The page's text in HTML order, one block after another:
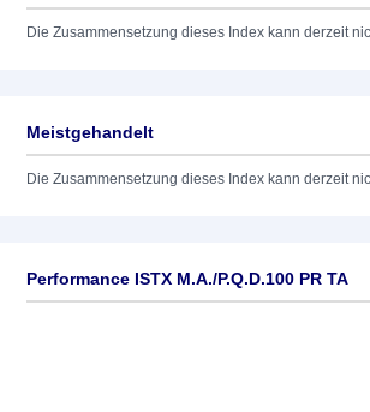
Die Zusammensetzung dieses Index kann derzeit
Meistgehandelt
Die Zusammensetzung dieses Index kann derzeit
Performance ISTX M.A./P.Q.D.100 PR TA